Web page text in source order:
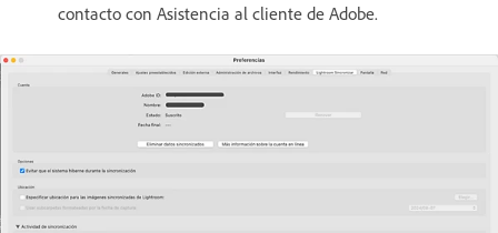
contacto con Asistencia al cliente de Adobe.